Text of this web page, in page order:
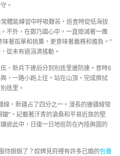
。
體能練習中呼吸艱苦，巡查時從低海拔
不外，在鄭乃國心中，一直熄滅著一團
味著孤單和挑釁，更意味著義務和擔負。”
從未有過涓滴搖動。
，新兵下連后分到別迭里邊防連。昔時8
，一路小跑上往。站在山頂，完成擦拭
迭里。
，新疆占了四分之一。漫長的邊疆線彎
”，記載著汗青的滄桑和平易近族的堅
嵌此中，日復一日地巡防在內陸輿圖的
侍娘娘了？奴婢見府裡有許多已婚的包養